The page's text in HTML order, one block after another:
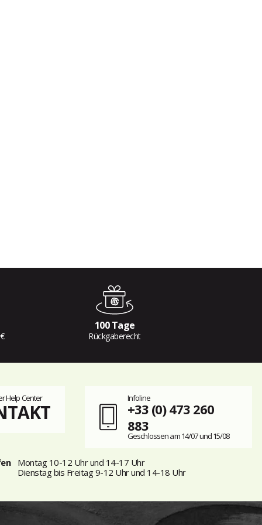
100 Tage
Rückgaberecht
Help Center Infoline
+33 (0) 473 260
883
Geschlossen am 14/07 und 15/08
Montag 10-12 Uhr und 14-17 Uhr
Dienstag bis Freitag 9-12 Uhr und 14-18 Uhr